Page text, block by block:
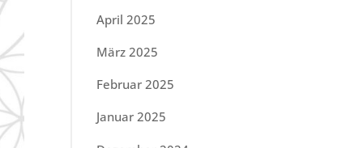
April 2025
März 2025
Februar 2025
Januar 2025